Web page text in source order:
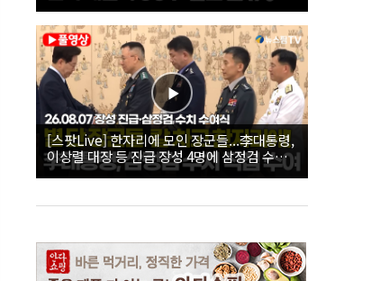
[스팟Live] 한자리에 모인 장군들...李대통령,
이상렬 대장 등 진급 장성 4명에 삼정검 수치
직접 수여｜26.08.07 장성 진급·삼정검 수치